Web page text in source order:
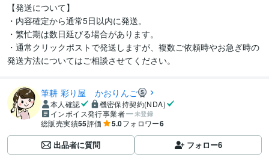
【発送について】
・内容確定から通常5日以内に発送。
・繁忙期は数日延びる場合があります。
・通常クリックポストで発送しますが、複数ご依頼時やお急ぎ時の
発送方法についてはご相談させてください。
筆耕 彩り屋 かおりんご
本人確認
機密保持契約(NDA)
インボイス発行事業者
未登録
総販売実績55評価 5.0フォロワー6
出品者に質問 フォロー6